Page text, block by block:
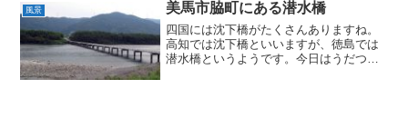
風景 美馬市脇町にある潜水橋
四国には沈下橋がたくさんありますね。
高知では沈下橋といいますが、徳島では
潜水橋というようです。今日はうだつの